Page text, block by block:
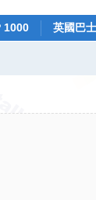
1000
英國巴士